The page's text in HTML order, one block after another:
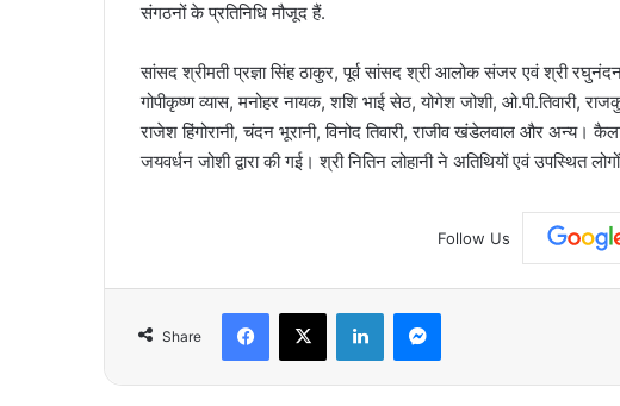
संगठनों के प्रतिनिधि मौजूद हैं.
सांसद श्रीमती प्रज्ञा सिंह ठाकुर, पूर्व सांसद श्री आलोक संजर एवं श्री रघुनंदन
गोपीकृष्ण व्यास, मनोहर नायक, शशि भाई सेठ, योगेश जोशी, ओ.पी.तिवारी,
राजेश हिंगोरानी, चंदन भूरानी, विनोद तिवारी, राजीव खंडेलवाल और अन्य।
जयवर्धन जोशी द्वारा की गई। श्री नितिन लोहानी ने अतिथियों एवं उपस्थित
Follow Us
Share
Facebook
X LinkedInMessenger